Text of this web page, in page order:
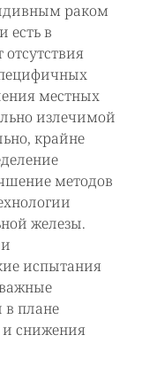
раком
есть в
отсутствия
местных
излечимой
крайне
методов
железы.
испытания
в плане
и снижения